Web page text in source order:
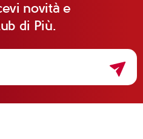
novità e
di Più.